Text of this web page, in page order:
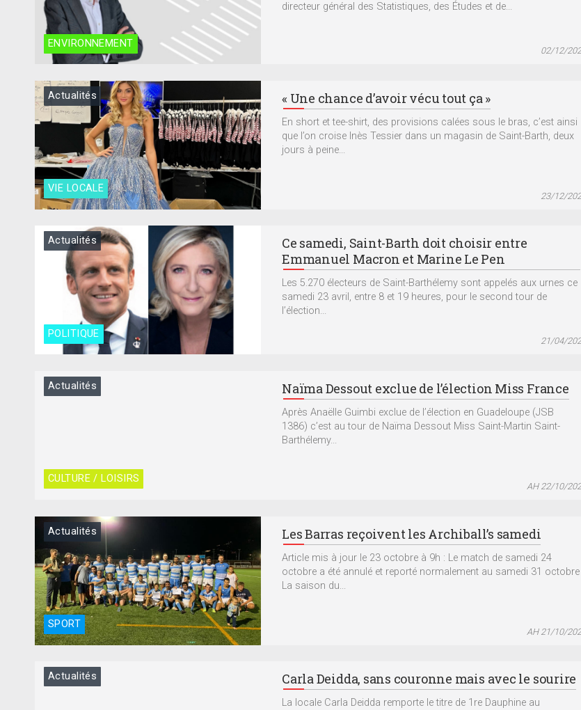
ENVIRONNEMENT
directeur général des Statistiques, des Études et de...
02/12/
VIE LOCALE
Actualités « Une chance d’avoir vécu tout ça »
En short et tee-shirt, des provisions calées sous le bras, c’est ainsi
que l’on croise Inès Tessier dans un magasin de Saint-Barth, deux
jours à peine...
23/12/
POLITIQUE
Actualités
Ce samedi, Saint-Barth doit choisir entre
Emmanuel Macron et Marine Le Pen
Les 5.270 électeurs de Saint-Barthélemy sont appelés aux urnes ce
samedi 23 avril, entre 8 et 19 heures, pour le second tour de
l’élection...
21/04/
CULTURE / LOISIRS
Actualités Naïma Dessout exclue de l’élection Miss France
Après Anaëlle Guimbi exclue de l’élection en Guadeloupe (JSB
1386) c’est au tour de Naïma Dessout Miss Saint-Martin Saint-
Barthélemy...
AH 22/10/
SPORT
Actualités Les Barras reçoivent les Archiball’s samedi
Article mis à jour le 23 octobre à 9h : Le match de samedi 24
octobre a été annulé et reporté normalement au samedi 31 octobre
La saison du...
AH 21/10/
Actualités Carla Deidda, sans couronne mais avec le sourire
La locale Carla Deidda remporte le titre de 1re Dauphine au